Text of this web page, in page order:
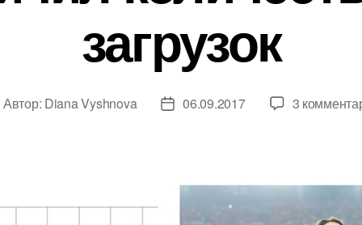
загрузок
Автор: Diana Vyshnova
Дата06.09.2017 3